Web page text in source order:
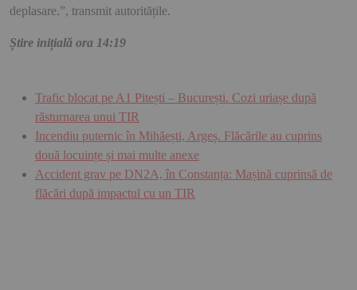
deplasare.”, transmit autoritățile.
Știre inițială ora 14:19
Trafic blocat pe A1 Pitești – București. Cozi uriașe după
răsturnarea unui TIR
Incendiu puternic în Mihăești, Argeș. Flăcările au cuprins
două locuințe și mai multe anexe
Accident grav pe DN2A, în Constanța: Mașină cuprinsă de
flăcări după impactul cu un TIR